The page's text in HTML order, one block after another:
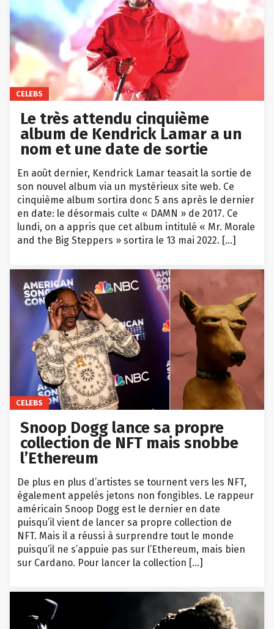
CELEBS
Le très attendu cinquième
album de Kendrick Lamar a un
nom et une date de sortie
En août dernier, Kendrick Lamar teasait la sortie de
son nouvel album via un mystérieux site web. Ce
cinquième album sortira donc 5 ans après le dernier
en date: le désormais culte « DAMN » de 2017. Ce
lundi, on a appris que cet album intitulé « Mr. Morale
and the Big Steppers » sortira le 13 mai 2022. […]
CELEBS
Snoop Dogg lance sa propre
collection de NFT mais snobbe
l’Ethereum
De plus en plus d’artistes se tournent vers les NFT,
également appelés jetons non fongibles. Le rappeur
américain Snoop Dogg est le dernier en date
puisqu’il vient de lancer sa propre collection de
NFT. Mais il a réussi à surprendre tout le monde
puisqu’il ne s’appuie pas sur l’Ethereum, mais bien
sur Cardano. Pour lancer la collection […]